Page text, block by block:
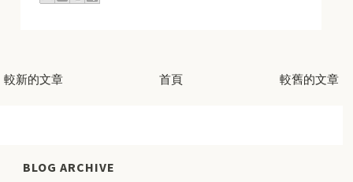
較新的文章 較舊的文章
首頁
BLOG ARCHIVE